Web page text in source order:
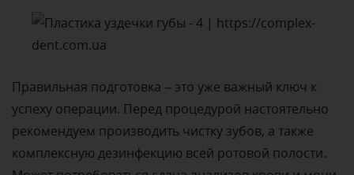
Правильная подготовка – это уже важный ключ к
успеху операции. Перед процедурой настоятельно
рекомендуем производить чистку зубов, а также
комплексную дезинфекцию всей ротовой полости.